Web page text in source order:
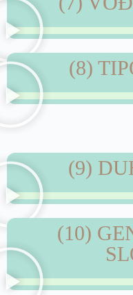
(8)
(9)
(10)